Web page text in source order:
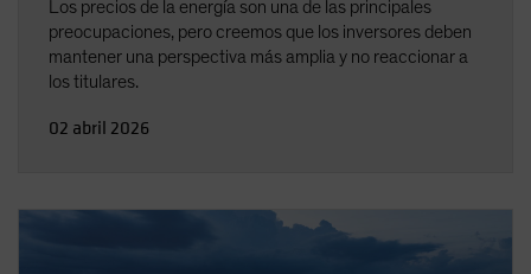
Los precios de la energía son una de las principales
preocupaciones, pero creemos que los inversores deben
mantener una perspectiva más amplia y no reaccionar a
los titulares.
02 abril 2026